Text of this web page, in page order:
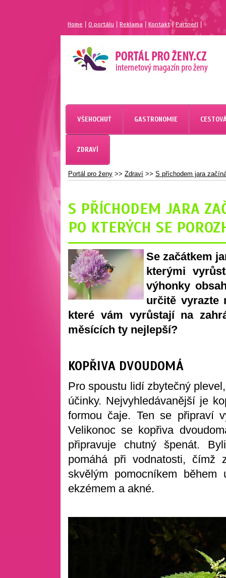
Home |O portálu Reklama Kontakt| Partneří
MAGAZÍN PRO ŽENY
PORTÁL PRO ŽENY.CZ
VŠEHOCHUŤ GASTRONOMIE
ZDRAVÍ
Portál pro ženy >> Zdraví >> S příchodem jara
S PŘÍCHODEM JARA
PO KTERÝCH SE
Se začátkem
kterými
výhonky
určitě vyrazte
které vám vyrůstají na
měsících ty nejlepší?
KOPŘIVA DVOUDOMÁ
Pro spoustu lidí zbytečný
účinky. Nejvyhledávanější je
formou čaje. Ten se připraví
Velikonoc se kopřiva
připravuje chutný špenát.
pomáhá při vodnatosti, čímž
skvělým pomocníkem
ekzémem a akné.